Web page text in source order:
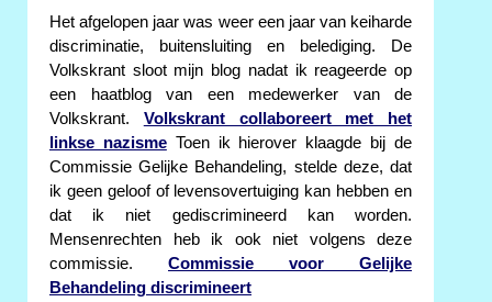
Het afgelopen jaar was weer een jaar van keiharde
discriminatie, buitensluiting en belediging. De
Volkskrant sloot mijn blog nadat ik reageerde op
een haatblog van een medewerker van de
Volkskrant. Volkskrant collaboreert met het
linkse nazismeToen ik hierover klaagde bij de
Commissie Gelijke Behandeling, stelde deze, dat
ik geen geloof of levensovertuiging kan hebben en
dat ik niet gediscrimineerd kan worden.
Mensenrechten heb ik ook niet volgens deze
commissie. Commissie voor Gelijke
Behandeling discrimineert